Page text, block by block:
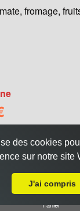
fromage,
fromage,
poivrons
Panier
des cookies
sur notre site
J'ai compris